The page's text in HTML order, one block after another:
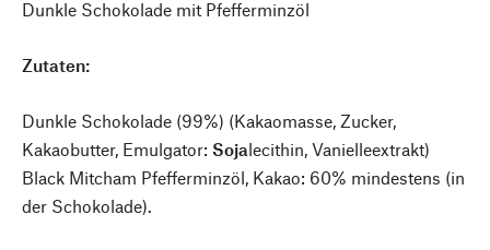
Dunkle Schokolade mit Pfefferminzöl
Zutaten:
Dunkle Schokolade (99%) (Kakaomasse, Zucker,
Kakaobutter, Emulgator: Sojalecithin, Vanielleextrakt)
Black Mitcham Pfefferminzöl, Kakao: 60% mindestens (in
der Schokolade).